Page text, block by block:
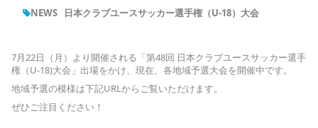
NEWS
日本クラブユースサッカー選手権（U-18）大会
7月22日（月）より開催される「第48回 日本クラブユースサッカー選手
権（U-18)大会」出場をかけ、現在、各地域予選大会を開催中です。
地域予選の模様は下記URLからご覧いただけます。
ぜひご注目ください！